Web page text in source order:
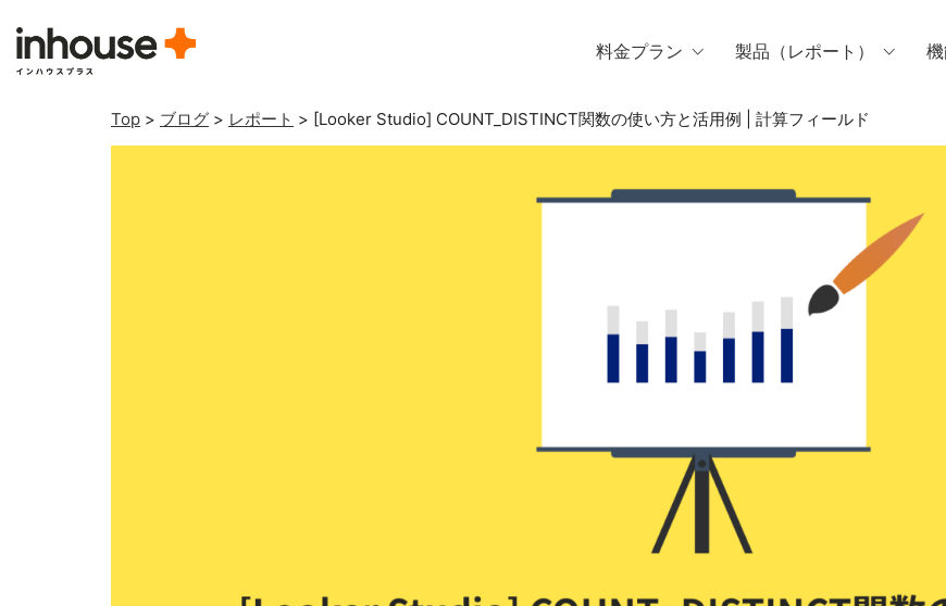
料金プラン 製品（レポート）
Top > ブログ > レポート > [Looker Studio] COUNT_DISTINCT関数の使い方と活用例 | 計算フィールド